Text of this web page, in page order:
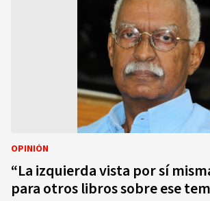
OPINIÓN
“La izquierda vista por sí
para otros libros sobre ese